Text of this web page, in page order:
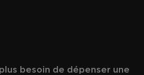
besoin de dépenser une